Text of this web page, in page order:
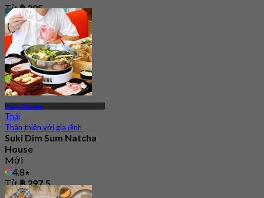
Từ฿ 295
Phasi Charoen
Thái
Thân thiện với gia đình
Suki Dim Sum Natcha
House
Mới
4.8
Từ฿ 297.5